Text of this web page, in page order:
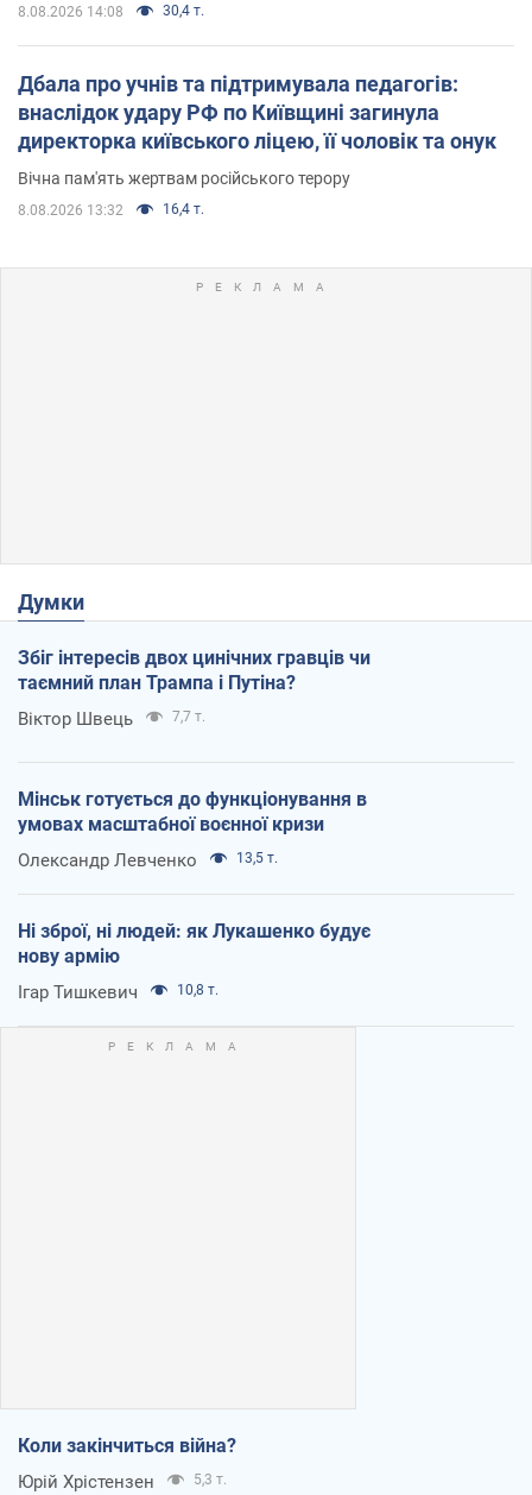
8.08.2026 14:08 30,4 т.
Дбала про учнів та підтримувала педагогів:
внаслідок удару РФ по Київщині загинула
директорка київського ліцею, її чоловік та онук
Вічна пам'ять жертвам російського терору
8.08.2026 13:32 16,4 т.
Думки
Збіг інтересів двох цинічних гравців чи
таємний план Трампа і Путіна?
Віктор Швець 7,7 т.
Мінськ готується до функціонування в
умовах масштабної воєнної кризи
Олександр Левченко 13,5 т.
Ні зброї, ні людей: як Лукашенко будує
нову армію
Ігар Тишкевич 10,8 т.
Коли закінчиться війна?
Юрій Хрістензен 5,3 т.